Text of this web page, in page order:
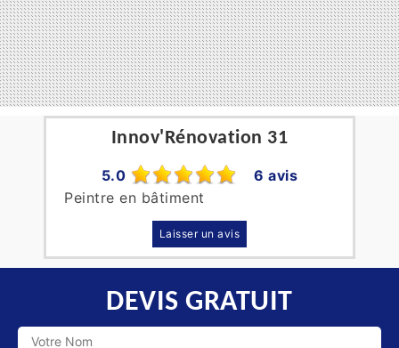
Innov'Rénovation 31
5.0
6 avis
Peintre en bâtiment
Laisser un avis
DEVIS GRATUIT